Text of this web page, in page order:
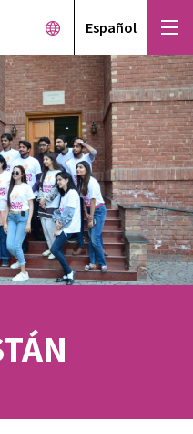
Español